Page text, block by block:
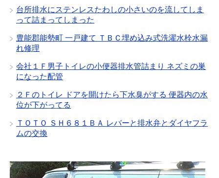
台所排水にステンレスたわしの小さいのを流してしま
って詰まってしまった
豊能郡能勢町 一戸建て ＴＢＣ埋め込み式洗濯水栓水漏
れ修理
会社１Ｆ男子トイレの小便器排水管詰まり ネズミの巣
になった配管
２Ｆのトイレ ドアを開けたら下水臭がする 便器内の水
位が下がってる
ＴＯＴＯ ＳＨ６８１ＢＡ レバーと排水弁とダイヤフラ
ムの交換